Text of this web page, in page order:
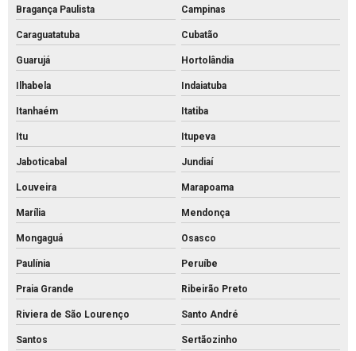
Pavimentação intertravada preço
Pavimentação intertravada
Pavimentação piso intertravado
Piso de concreto para calçada
Piso de concreto intertravado preço
Piso de concreto intertravado retangular
Piso de concreto intertravado
Piso de concreto valor
Piso de encaixe concreto
Piso intertravado 16 faces 8 cm
Piso intertravado 16 faces
Bragança Paulista Campinas
Caraguatatuba Cubatão
Guarujá Hortolândia
Ilhabela Indaiatuba
Itanhaém Itatiba
Itu Itupeva
Jaboticabal Jundiaí
Louveira Marapoama
Marília Mendonça
Mongaguá Osasco
Paulínia Peruíbe
Praia Grande Ribeirão Preto
Riviera de São Lourenço Santo André
Santos Sertãozinho